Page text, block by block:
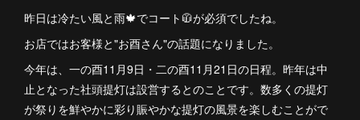
昨日は冷たい風と雨🍁でコート🧥が必須でしたね。
お店ではお客様と"お酉さん"の話題になりました。
今年は、一の酉11月9日・二の酉11月21日の日程。昨年は中
止となった社頭提灯は設営するとのことです。数多くの提灯
が祭りを鮮やかに彩り賑やかな提灯の風景を楽しむことがで